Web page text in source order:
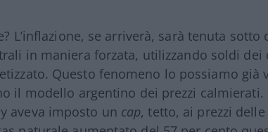
L’inflazione, se arriverà, sarà tenuta
in maniera forzata, utilizzando soldi
Questo fenomeno lo possiamo già
il modello argentino dei prezzi calmierati.
aveva imposto un cap, tetto, ai prezzi